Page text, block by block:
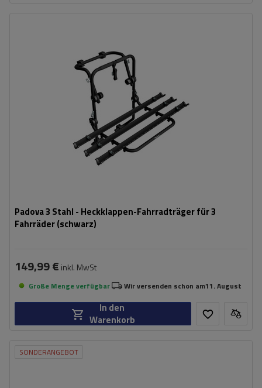
Padova 3 Stahl - Heckklappen-Fahrradträger für 3
Fahrräder (schwarz)
universelles Montagesystem
kompatibel mit allen Karosseriearten
149,99 € inkl. MwSt
Große Menge verfügbar Wir versenden schon am11. August
In den
Warenkorb
SONDERANGEBOT